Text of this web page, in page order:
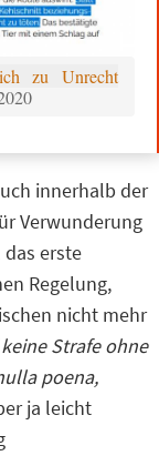
zu Unrecht
innerhalb der
Verwunderung
erste
Regelung,
nicht mehr
keine Strafe ohne
poena,
ja leicht